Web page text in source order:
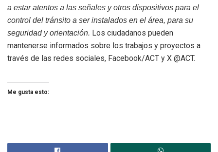
a estar atentos a las señales y otros dispositivos para el
control del tránsito a ser instalados en el área, para su
seguridad y orientación. Los ciudadanos pueden
mantenerse informados sobre los trabajos y proyectos a
través de las redes sociales, Facebook/ACT y X @ACT.
Me gusta esto: